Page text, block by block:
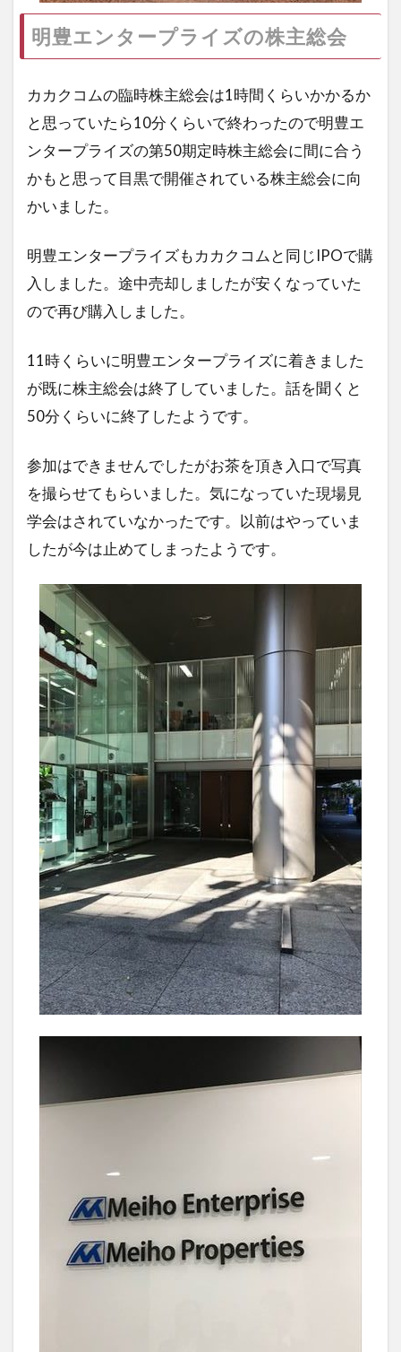
明豊エンタープライズの株主総会
カカクコムの臨時株主総会は1時間くらいかかるか
と思っていたら10分くらいで終わったので明豊エ
ンタープライズの第50期定時株主総会に間に合う
かもと思って目黒で開催されている株主総会に向
かいました。
明豊エンタープライズもカカクコムと同じIPOで購
入しました。途中売却しましたが安くなっていた
ので再び購入しました。
11時くらいに明豊エンタープライズに着きました
が既に株主総会は終了していました。話を聞くと
50分くらいに終了したようです。
参加はできませんでしたがお茶を頂き入口で写真
を撮らせてもらいました。気になっていた現場見
学会はされていなかったです。以前はやっていま
したが今は止めてしまったようです。